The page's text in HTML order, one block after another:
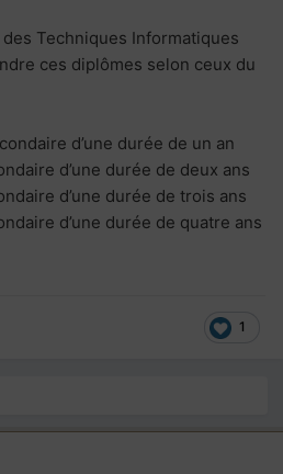
Techniques Informatiques
ces diplômes selon ceux du
d’une durée de un an
d’une durée de deux ans
d’une durée de trois ans
d’une durée de quatre ans
1